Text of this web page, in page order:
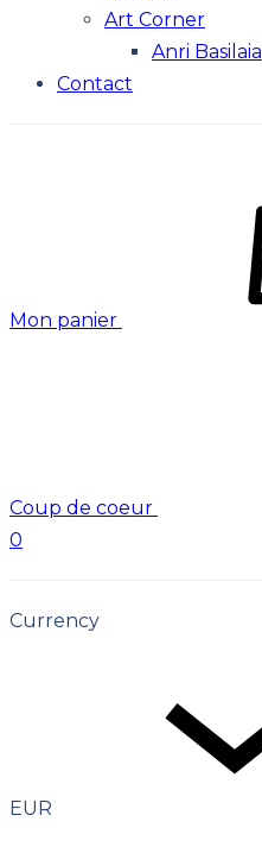
Art Corner
Anri Basilaia
Contact
Mon panier
Coup de coeur
0
Currency
EUR